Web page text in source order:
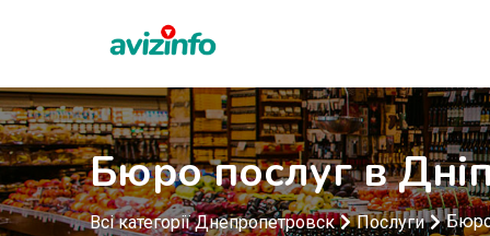
Бюро послуг в
Всі категорії Днепропетровск Послуги